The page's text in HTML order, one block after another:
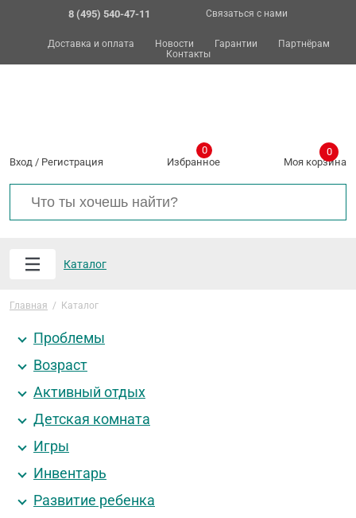
8 (495) 540-47-11 Связаться с нами
Доставка и оплата Новости Гарантии
Партнёрам
Контакты
Вход / Регистрация Избранное
0
Моя корзина
0
Каталог
Главная / Каталог
Проблемы
Возраст
Активный отдых
Детская комната
Игры
Инвентарь
Развитие ребенка